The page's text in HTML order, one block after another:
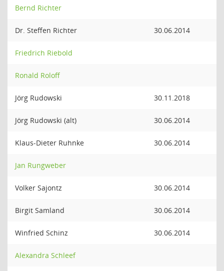
Bernd Richter
Dr. Steffen Richter 30.06.2014
Friedrich Riebold
Ronald Roloff
Jörg Rudowski 30.11.2018
Jörg Rudowski (alt) 30.06.2014
Klaus-Dieter Ruhnke 30.06.2014
Jan Rungweber
Volker Sajontz 30.06.2014
Birgit Samland 30.06.2014
Winfried Schinz 30.06.2014
Alexandra Schleef